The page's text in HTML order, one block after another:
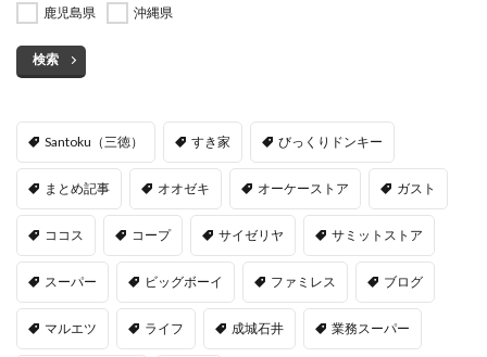
鹿児島県
沖縄県
検索
Santoku（三徳） すき家 びっくりドンキー
まとめ記事 オオゼキ オーケーストア ガスト
ココス コープ サイゼリヤ サミットストア
スーパー ビッグボーイ ファミレス ブログ
マルエツ ライフ 成城石井 業務スーパー